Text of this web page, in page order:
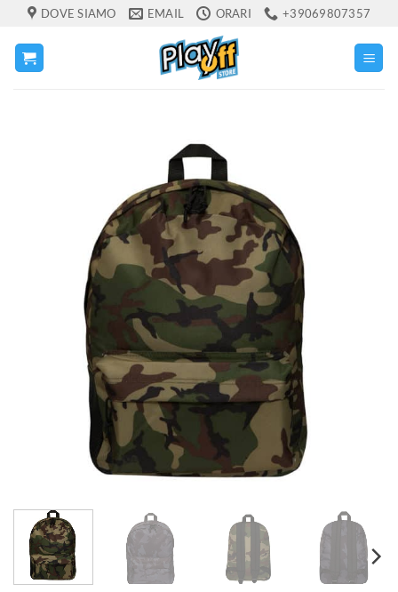
Salta
contenuti
DOVE SIAMO EMAIL ORARI +39069807357